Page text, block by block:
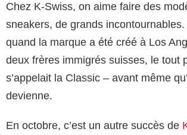
Chez K-Swiss, on aime faire des
sneakers, de grands
quand la marque a été créé à Los
deux frères immigrés suisses, le tout
s’appelait la Classic – avant même
devienne.
En octobre, c’est un autre succès de